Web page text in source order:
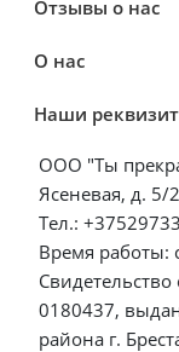
Отзывы о нас
О нас
Наши
ООО "Ты
Ясеневая, д. 5/
Тел.:
Время работы:
0180437,
района г.